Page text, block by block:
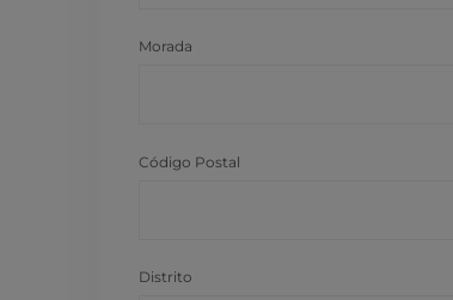
Morada
Código Postal
Distrito